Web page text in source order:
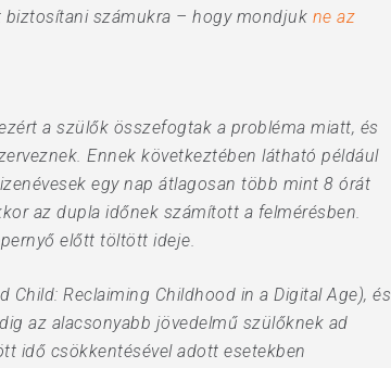
biztosítani számukra – hogy mondjuk ne az
a szülők összefogtak a probléma miatt, és
Ennek következtében látható például
egy nap átlagosan több mint 8 órát
az dupla időnek számított a felmérésben.
előtt töltött ideje.
Reclaiming Childhood in a Digital Age), és
az alacsonyabb jövedelmű szülőknek ad
idő csökkentésével adott esetekben